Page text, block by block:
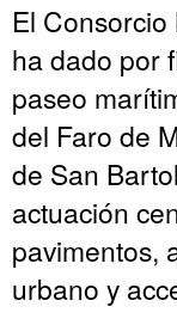
El
ha dado por
paseo
del Faro de
de San
actuación
pavimentos,
urbano y